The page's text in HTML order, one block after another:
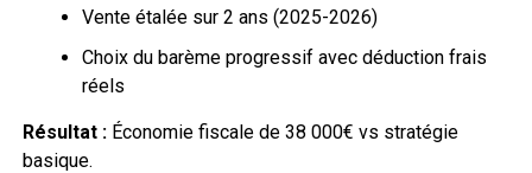
Vente étalée sur 2 ans (2025-2026)
Choix du barème progressif avec déduction frais
réels
Résultat :Économie fiscale de 38 000€ vs stratégie
basique.